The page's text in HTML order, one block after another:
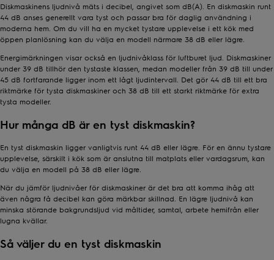
Diskmaskinens ljudnivå mäts i decibel, angivet som dB(A). En diskmaskin runt
44 dB anses generellt vara tyst och passar bra för daglig användning i
moderna hem. Om du vill ha en mycket tystare upplevelse i ett kök med
öppen planlösning kan du välja en modell närmare 38 dB eller lägre.
Energimärkningen visar också en ljudnivåklass för luftburet ljud. Diskmaskiner
under 39 dB tillhör den tystaste klassen, medan modeller från 39 dB till under
45 dB fortfarande ligger inom ett lågt ljudintervall. Det gör 44 dB till ett bra
riktmärke för tysta diskmaskiner och 38 dB till ett starkt riktmärke för extra
tysta modeller.
Hur många dB är en tyst diskmaskin?
En tyst diskmaskin ligger vanligtvis runt 44 dB eller lägre. För en ännu tystare
upplevelse, särskilt i kök som är anslutna till matplats eller vardagsrum, kan
du välja en modell på 38 dB eller lägre.
När du jämför ljudnivåer för diskmaskiner är det bra att komma ihåg att
även några få decibel kan göra märkbar skillnad. En lägre ljudnivå kan
minska störande bakgrundsljud vid måltider, samtal, arbete hemifrån eller
lugna kvällar.
Så väljer du en tyst diskmaskin